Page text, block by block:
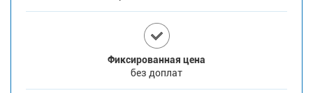
Фиксированная цена
без доплат